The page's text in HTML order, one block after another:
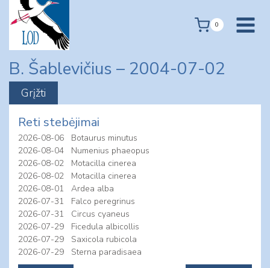
content
0
B. Šablevičius – 2004-07-02
Reti stebėjimai
2026-08-06
Botaurus minutus
2026-08-04
Numenius phaeopus
2026-08-02
Motacilla cinerea
2026-08-02
Motacilla cinerea
2026-08-01
Ardea alba
2026-07-31
Falco peregrinus
2026-07-31
Circus cyaneus
2026-07-29
Ficedula albicollis
2026-07-29
Saxicola rubicola
2026-07-29
Sterna paradisaea